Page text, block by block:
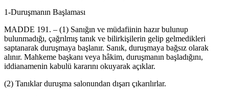
1-Duruşmanın Başlaması
MADDE 191. – (1) Sanığın ve müdafiinin hazır bulunup
bulunmadığı, çağrılmış tanık ve bilirkişilerin gelip gelmedikleri
saptanarak duruşmaya başlanır. Sanık, duruşmaya bağsız olarak
alınır. Mahkeme başkanı veya hâkim, duruşmanın başladığını,
iddianamenin kabulü kararını okuyarak açıklar.
(2) Tanıklar duruşma salonundan dışarı çıkarılırlar.